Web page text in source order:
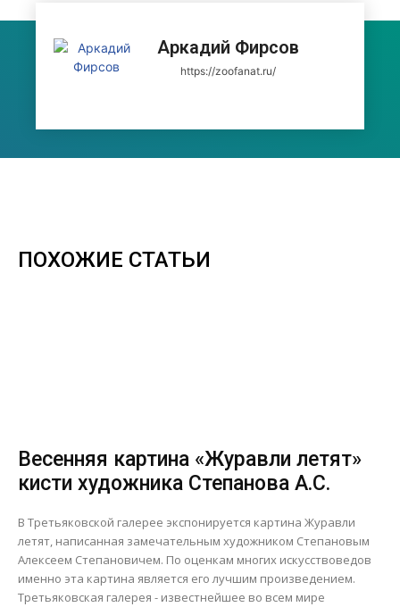
Аркадий Фирсов
https://zoofanat.ru/
ПОХОЖИЕ СТАТЬИ
Все Аксессуары Интересное
Весенняя картина «Журавли летят»
кисти художника Степанова А.С.
В Третьяковской галерее экспонируется картина Журавли
летят, написанная замечательным художником Степановым
Алексеем Степановичем. По оценкам многих искусствоведов
именно эта картина является его лучшим произведением.
Третьяковская галерея - известнейшее во всем мире